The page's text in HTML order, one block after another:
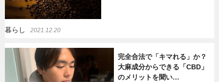
暮らし 2021.12.20
完全合法で「キマれる」か？
大麻成分からできる「CBD」
のメリットを聞い…